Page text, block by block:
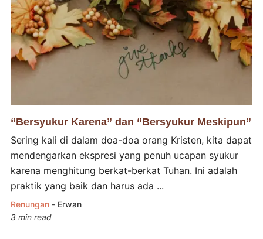
“Bersyukur Karena” dan “Bersyukur Meskipun”
Sering kali di dalam doa-doa orang Kristen, kita dapat
mendengarkan ekspresi yang penuh ucapan syukur
karena menghitung berkat-berkat Tuhan. Ini adalah
praktik yang baik dan harus ada ...
Renungan- Erwan
3 min read